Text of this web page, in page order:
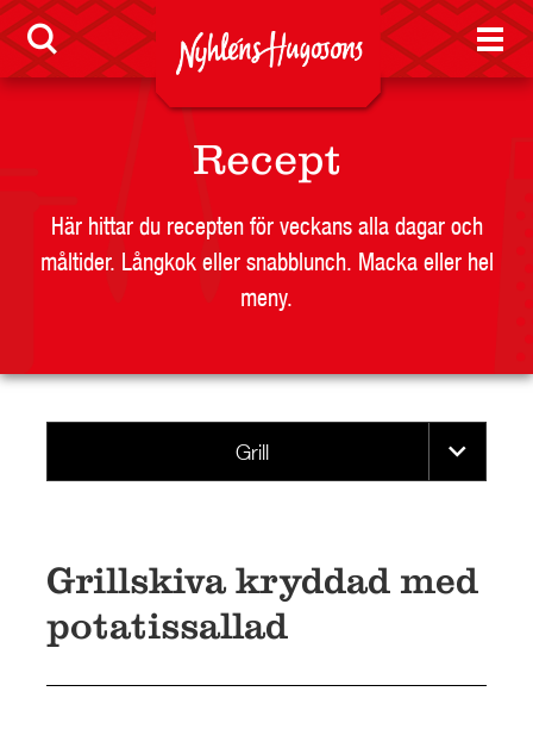
LEVERANTÖR
BUTIKSSIDA
RESTAURANG OCH STORHUSHÅLL
SKOLA
PRESS
KONTAKT
Recept
Här hittar du recepten för veckans alla dagar och
måltider. Långkok eller snabblunch. Macka eller hel
meny.
Grill
Grillskiva kryddad med
potatissallad